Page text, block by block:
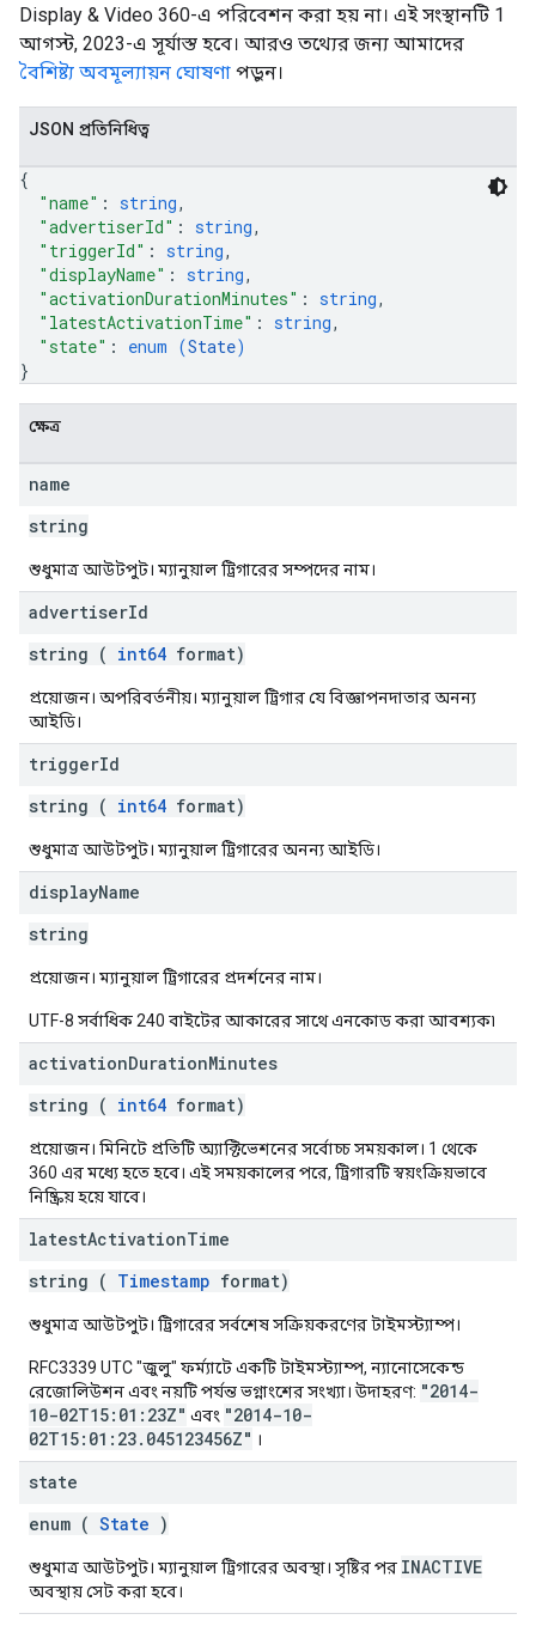
Display & Video 360-এ পরিবেশন করা হয় না। এই সংস্থানটি 1
আগস্ট, 2023-এ সূর্যাস্ত হবে। আরও তথ্যের জন্য আমাদের
বৈশিষ্ট্য অবমূল্যায়ন ঘোষণা পড়ুন।
JSON প্রতিনিধিত্ব
{
"name" : string,
"advertiserId" : string,
"triggerId" : string,
"displayName" : string,
"activationDurationMinutes" : string,
"latestActivationTime" : string,
"state" : enum (State)
}
ক্ষেত্র
name
string
শুধুমাত্র আউটপুট। ম্যানুয়াল ট্রিগারের সম্পদের নাম।
advertiserId
string ( int64 format)
প্রয়োজন। অপরিবর্তনীয়। ম্যানুয়াল ট্রিগার যে বিজ্ঞাপনদাতার অনন্য
আইডি।
triggerId
string ( int64 format)
শুধুমাত্র আউটপুট। ম্যানুয়াল ট্রিগারের অনন্য আইডি।
displayName
string
প্রয়োজন। ম্যানুয়াল ট্রিগারের প্রদর্শনের নাম।
UTF-8 সর্বাধিক 240 বাইটের আকারের সাথে এনকোড করা আবশ্যক৷
activationDurationMinutes
string ( int64 format)
প্রয়োজন। মিনিটে প্রতিটি অ্যাক্টিভেশনের সর্বোচ্চ সময়কাল। 1 থেকে
360 এর মধ্যে হতে হবে। এই সময়কালের পরে, ট্রিগারটি স্বয়ংক্রিয়ভাবে
নিষ্ক্রিয় হয়ে যাবে।
latestActivationTime
string ( Timestamp format)
শুধুমাত্র আউটপুট। ট্রিগারের সর্বশেষ সক্রিয়করণের টাইমস্ট্যাম্প।
RFC3339 UTC "জুলু" ফর্ম্যাটে একটি টাইমস্ট্যাম্প, ন্যানোসেকেন্ড
রেজোলিউশন এবং নয়টি পর্যন্ত ভগ্নাংশের সংখ্যা। উদাহরণ: "2014-
10-02T15:01:23Z" এবং "2014-10-
02T15:01:23.045123456Z" ।
state
enum ( State )
শুধুমাত্র আউটপুট। ম্যানুয়াল ট্রিগারের অবস্থা। সৃষ্টির পর INACTIVE
অবস্থায় সেট করা হবে।